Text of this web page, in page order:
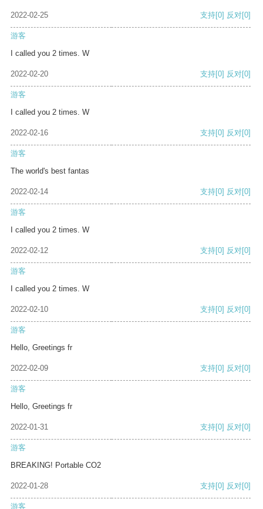
2022-02-25 支持[0] 反对[0]
游客
I called you 2 times. W
2022-02-20 支持[0] 反对[0]
游客
I called you 2 times. W
2022-02-16 支持[0] 反对[0]
游客
The world's best fantas
2022-02-14 支持[0] 反对[0]
游客
I called you 2 times. W
2022-02-12 支持[0] 反对[0]
游客
I called you 2 times. W
2022-02-10 支持[0] 反对[0]
游客
Hello, Greetings fr
2022-02-09 支持[0] 反对[0]
游客
Hello, Greetings fr
2022-01-31 支持[0] 反对[0]
游客
BREAKING! Portable CO2
2022-01-28 支持[0] 反对[0]
游客